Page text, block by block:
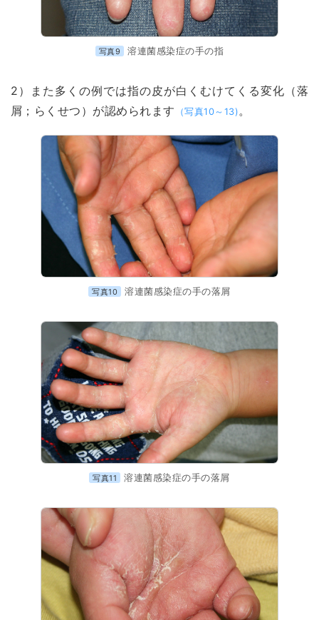
写真9 溶連菌感染症の手の指
2）また多くの例では指の皮が白くむけてくる変化（落
屑；らくせつ）が認められます
（写真10～13)。
写真10 溶連菌感染症の手の落屑
写真11 溶連菌感染症の手の落屑